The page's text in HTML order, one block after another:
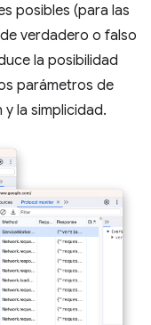
posibles (para las
verdadero o falso
la posibilidad
parámetros de
la simplicidad.